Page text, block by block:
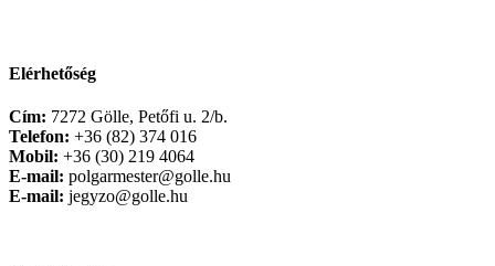
Elérhetőség
Cím: 7272 Gölle, Petőfi u. 2/b.
Telefon: +36 (82) 374 016
Mobil: +36 (30) 219 4064
E-mail: polgarmester@golle.hu
E-mail: jegyzo@golle.hu